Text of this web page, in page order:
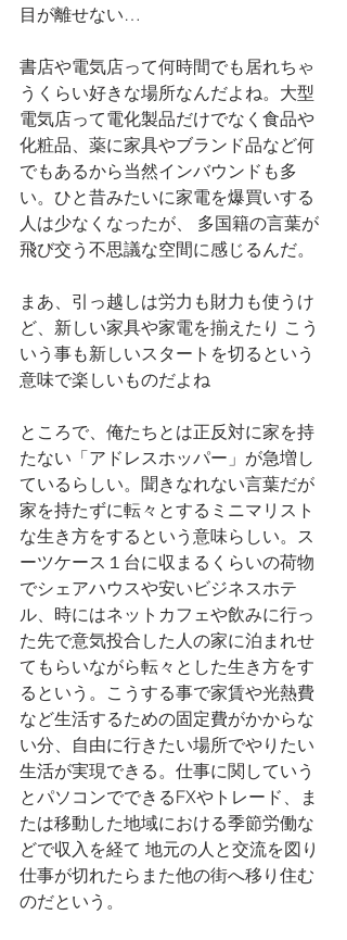
目が離せない…
書店や電気店って何時間でも居れちゃ
うくらい好きな場所なんだよね。大型
電気店って電化製品だけでなく食品や
化粧品、薬に家具やブランド品など何
でもあるから当然インバウンドも多
い。ひと昔みたいに家電を爆買いする
人は少なくなったが、 多国籍の言葉が
飛び交う不思議な空間に感じるんだ。
まあ、引っ越しは労力も財力も使うけ
ど、新しい家具や家電を揃えたり こう
いう事も新しいスタートを切るという
意味で楽しいものだよね
ところで、俺たちとは正反対に家を持
たない「アドレスホッパー」が急増し
ているらしい。聞きなれない言葉だが
家を持たずに転々とするミニマリスト
な生き方をするという意味らしい。ス
ーツケース１台に収まるくらいの荷物
でシェアハウスや安いビジネスホテ
ル、時にはネットカフェや飲みに行っ
た先で意気投合した人の家に泊まれせ
てもらいながら転々とした生き方をす
るという。こうする事で家賃や光熱費
など生活するための固定費がかからな
い分、自由に行きたい場所でやりたい
生活が実現できる。仕事に関していう
とパソコンでできるFXやトレード、ま
たは移動した地域における季節労働な
どで収入を経て 地元の人と交流を図り
仕事が切れたらまた他の街へ移り住む
のだという。